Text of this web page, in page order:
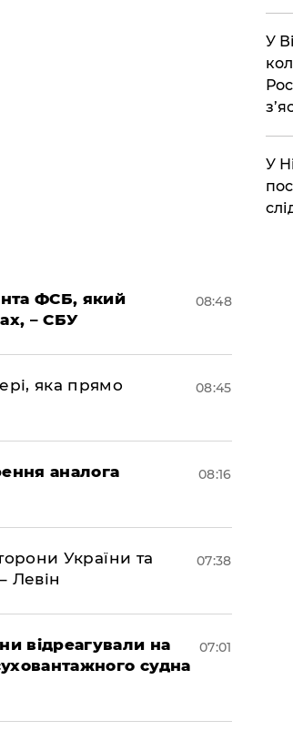
ФСБ, який
– СБУ
08:48
яка прямо
08:45
аналога
08:16
України та
Левін
07:38
відреагували на
судна
07:01
​У
​У